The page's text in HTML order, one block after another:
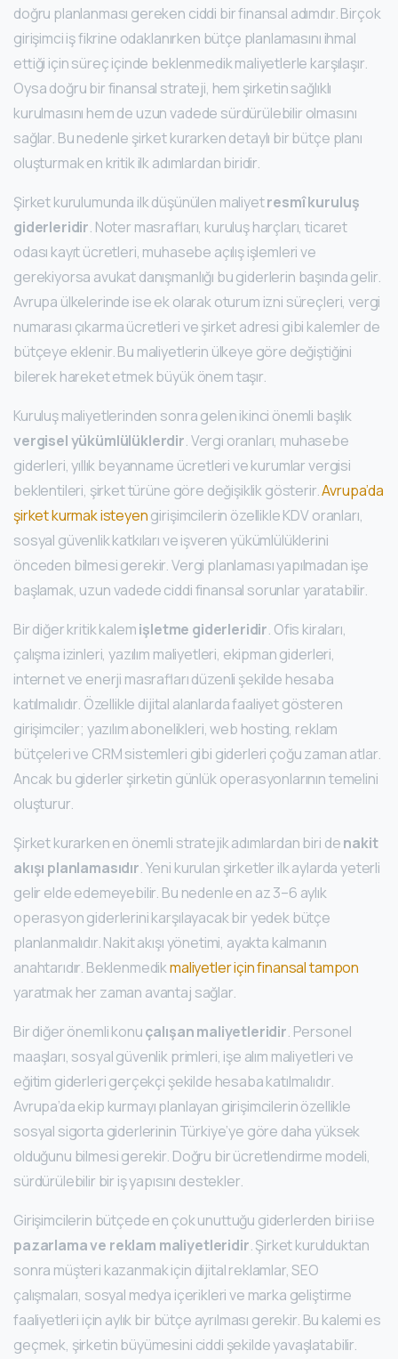
doğru planlanması gereken ciddi bir finansal adımdır. Birçok
girişimci iş fikrine odaklanırken bütçe planlamasını ihmal
ettiği için süreç içinde beklenmedik maliyetlerle karşılaşır.
Oysa doğru bir finansal strateji, hem şirketin sağlıklı
kurulmasını hem de uzun vadede sürdürülebilir olmasını
sağlar. Bu nedenle şirket kurarken detaylı bir bütçe planı
oluşturmak en kritik ilk adımlardan biridir.
Şirket kurulumunda ilk düşünülen maliyetresmî kuruluş
giderleridir. Noter masrafları, kuruluş harçları, ticaret
odası kayıt ücretleri, muhasebe açılış işlemleri ve
gerekiyorsa avukat danışmanlığı bu giderlerin başında gelir.
Avrupa ülkelerinde ise ek olarak oturum izni süreçleri, vergi
numarası çıkarma ücretleri ve şirket adresi gibi kalemler de
bütçeye eklenir. Bu maliyetlerin ülkeye göre değiştiğini
bilerek hareket etmek büyük önem taşır.
Kuruluş maliyetlerinden sonra gelen ikinci önemli başlık
vergisel yükümlülüklerdir. Vergi oranları, muhasebe
giderleri, yıllık beyanname ücretleri ve kurumlar vergisi
beklentileri, şirket türüne göre değişiklik gösterir.Avrupa’da
şirket kurmak isteyengirişimcilerin özellikle KDV oranları,
sosyal güvenlik katkıları ve işveren yükümlülüklerini
önceden bilmesi gerekir. Vergi planlaması yapılmadan işe
başlamak, uzun vadede ciddi finansal sorunlar yaratabilir.
Bir diğer kritik kalemişletme giderleridir. Ofis kiraları,
çalışma izinleri, yazılım maliyetleri, ekipman giderleri,
internet ve enerji masrafları düzenli şekilde hesaba
katılmalıdır. Özellikle dijital alanlarda faaliyet gösteren
girişimciler; yazılım abonelikleri, web hosting, reklam
bütçeleri ve CRM sistemleri gibi giderleri çoğu zaman atlar.
Ancak bu giderler şirketin günlük operasyonlarının temelini
oluşturur.
Şirket kurarken en önemli stratejik adımlardan biri denakit
akışı planlamasıdır. Yeni kurulan şirketler ilk aylarda yeterli
gelir elde edemeyebilir. Bu nedenle en az 3–6 aylık
operasyon giderlerini karşılayacak bir yedek bütçe
planlanmalıdır. Nakit akışı yönetimi, ayakta kalmanın
anahtarıdır. Beklenmedikmaliyetler için finansal tampon
yaratmak her zaman avantaj sağlar.
Bir diğer önemli konuçalışan maliyetleridir. Personel
maaşları, sosyal güvenlik primleri, işe alım maliyetleri ve
eğitim giderleri gerçekçi şekilde hesaba katılmalıdır.
Avrupa’da ekip kurmayı planlayan girişimcilerin özellikle
sosyal sigorta giderlerinin Türkiye’ye göre daha yüksek
olduğunu bilmesi gerekir. Doğru bir ücretlendirme modeli,
sürdürülebilir bir iş yapısını destekler.
Girişimcilerin bütçede en çok unuttuğu giderlerden biri ise
pazarlama ve reklam maliyetleridir. Şirket kurulduktan
sonra müşteri kazanmak için dijital reklamlar, SEO
çalışmaları, sosyal medya içerikleri ve marka geliştirme
faaliyetleri için aylık bir bütçe ayrılması gerekir. Bu kalemi es
geçmek, şirketin büyümesini ciddi şekilde yavaşlatabilir.